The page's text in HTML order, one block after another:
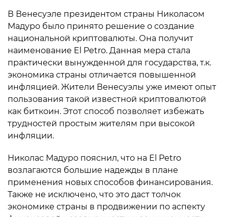
В Венесуэле президентом страны Николасом
Мадуро было принято решение о создание
национальной криптовалюты. Она получит
наименование El Petro. Данная мера стала
практически вынужденной для государства, т.к.
экономика страны отличается повышенной
инфляцией. Жители Венесуэлы уже имеют опыт
пользования такой известной криптовалютой
как биткоин. Этот способ позволяет избежать
трудностей простым жителям при высокой
инфляции.
Николас Мадуро пояснил, что на El Petro
возлагаются большие надежды в плане
применения новых способов финансирования.
Также не исключено, что это даст толчок
экономике страны в продвижении по аспекту